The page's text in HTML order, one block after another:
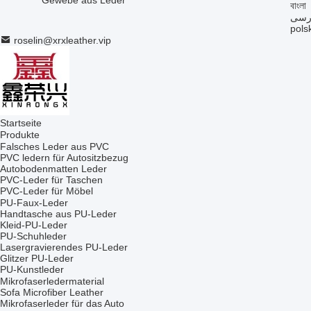
বাংলা
roselin@xrxleather.vip
Startseite
Produkte
Falsches Leder aus PVC
PVC ledern für Autositzbezug
Autobodenmatten Leder
PVC-Leder für Taschen
PVC-Leder für Möbel
PU-Faux-Leder
Handtasche aus PU-Leder
Kleid-PU-Leder
PU-Schuhleder
Lasergravierendes PU-Leder
Glitzer PU-Leder
PU-Kunstleder
Mikrofaserledermaterial
Sofa Microfiber Leather
Mikrofaserleder für das Auto